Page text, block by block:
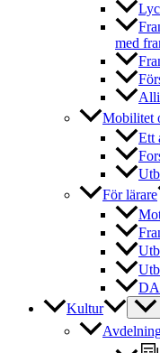
med
Mobilitet
Ett
För lärare
Kultur